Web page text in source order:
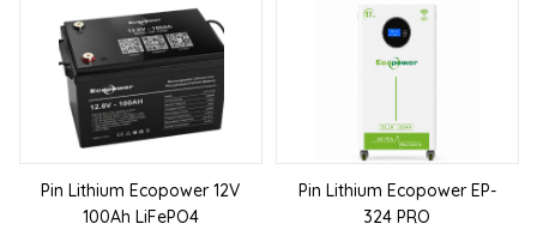
Pin Lithium Ecopower 12V
100Ah LiFePO4
Pin Lithium Ecopower EP-
324 PRO